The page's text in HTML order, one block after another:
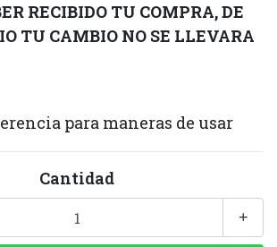
RECIBIDO TU COMPRA, DE
TU CAMBIO NO SE LLEVARA
para maneras de usar
Cantidad
+